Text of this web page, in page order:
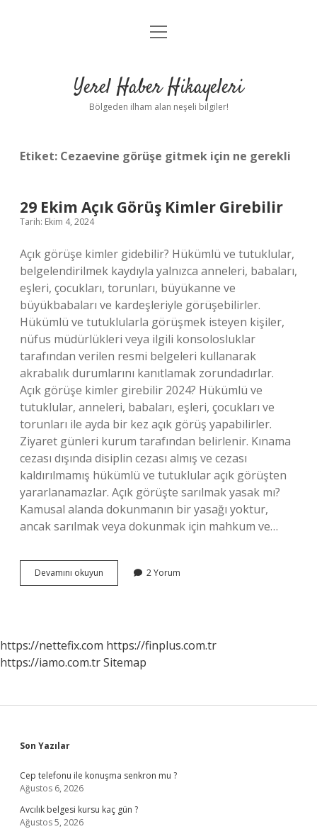
Anasayfa
Yasal Uyarı
menüyü
Yerel Haber Hikayeleri
Bölgeden ilham alan neşeli bilgiler!
Etiket: Cezaevine görüşe gitmek için ne gerekli
29 Ekim Açık Görüş Kimler Girebilir
Tarih: Ekim 4, 2024
Açık görüşe kimler gidebilir? Hükümlü ve tutuklular,
belgelendirilmek kaydıyla yalnızca anneleri, babaları,
eşleri, çocukları, torunları, büyükanne ve
büyükbabaları ve kardeşleriyle görüşebilirler.
Hükümlü ve tutuklularla görüşmek isteyen kişiler,
nüfus müdürlükleri veya ilgili konsolosluklar
tarafından verilen resmi belgeleri kullanarak
akrabalık durumlarını kanıtlamak zorundadırlar.
Açık görüşe kimler girebilir 2024? Hükümlü ve
tutuklular, anneleri, babaları, eşleri, çocukları ve
torunları ile ayda bir kez açık görüş yapabilirler.
Ziyaret günleri kurum tarafından belirlenir. Kınama
cezası dışında disiplin cezası almış ve cezası
kaldırılmamış hükümlü ve tutuklular açık görüşten
yararlanamazlar. Açık görüşte sarılmak yasak mı?
Kamusal alanda dokunmanın bir yasağı yoktur,
ancak sarılmak veya dokunmak için mahkum ve…
Devamını okuyun
Ekim
2 Yorum
https://nettefix.com https://finplus.com.tr
https://iamo.com.trSitemap
Sidebar
Son Yazılar
Cep telefonu ile konuşma senkron mu ?
Ağustos 6, 2026
Avcılık belgesi kursu kaç gün ?
Ağustos 5, 2026